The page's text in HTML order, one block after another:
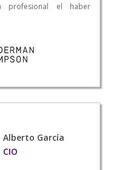
profesional el haber
Alberto García
CIO